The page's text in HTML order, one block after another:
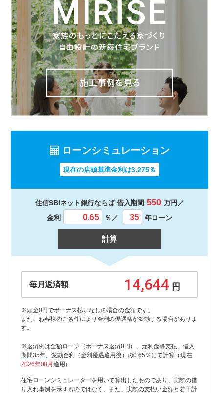
ローンシミュレーション
現在の店頭基準金利は3.275％
住信SBIネット銀行ならば 借入期間 550 万円／
金利
％／ 年ローン
計算
毎月返済額 円
※頭金0円でボーナス払いなしの場合の金額です。
また、お客様のご条件により金利の優遇幅が変動する場合がありま
す。
※返済例は全額ローン（ボーナス返済0円）、元利金等支払、借入
期間35年、変動金利（金利優遇適用後）の0.65％にて計算（現在
2026年08月適用）
住宅ローンシミュレーターを用いて算出したものであり、実際の借
り入れ事例を示すものではなく、また、実際の支払い金額と若干計